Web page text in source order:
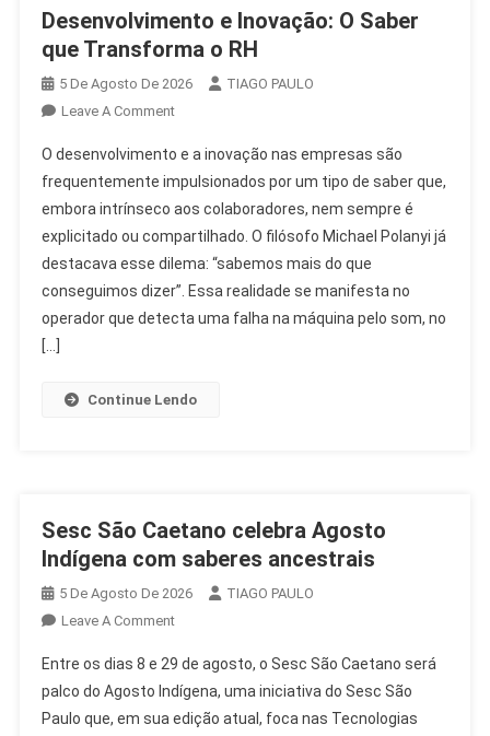
Desenvolvimento e Inovação: O Saber
que Transforma o RH
5 De Agosto De 2026
TIAGO PAULO
Leave A CommentOn
E
Inovação:
O
Saber
Que
Transforma
O
O desenvolvimento e a inovação nas empresas são
frequentemente impulsionados por um tipo de saber que,
embora intrínseco aos colaboradores, nem sempre é
explicitado ou compartilhado. O filósofo Michael Polanyi já
destacava esse dilema: “sabemos mais do que
conseguimos dizer”. Essa realidade se manifesta no
operador que detecta uma falha na máquina pelo som, no
[…]
Continue Lendo
Sesc São Caetano celebra Agosto
Indígena com saberes ancestrais
5 De Agosto De 2026
TIAGO PAULO
Leave A CommentOn
São
Caetano
Celebra
Entre os dias 8 e 29 de agosto, o Sesc São Caetano será
palco do Agosto Indígena, uma iniciativa do Sesc São
Paulo que, em sua edição atual, foca nas Tecnologias